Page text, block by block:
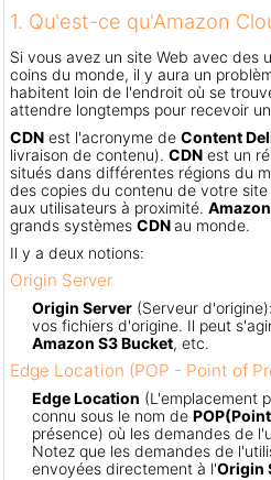
1. Qu'est-ce qu'Amazon
Si vous avez un site Web avec des
coins du monde, il y aura un
habitent loin de l'endroit où se
attendre longtemps pour recevoir
CDN est l'acronyme de Content
livraison de contenu). CDN est un
situés dans différentes régions du
des copies du contenu de votre
aux utilisateurs à proximité.
grands systèmes CDNau monde.
Il y a deux notions:
Origin Server
Origin Server (Serveur
vos fichiers d'origine. Il peut
Amazon S3 Bucket, etc.
Edge Location (POP - Point of
Edge Location (L'emplacement
connu sous le nom de POP
présence) où les demandes de
Notez que les demandes de
envoyées directement à l'Origin